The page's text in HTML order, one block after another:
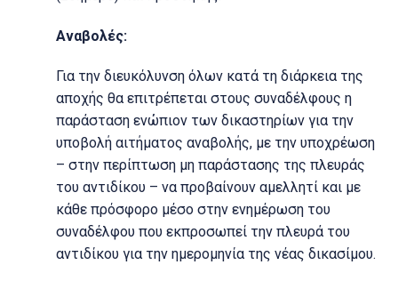
Αναβολές:
Για την διευκόλυνση όλων κατά τη διάρκεια της
αποχής θα επιτρέπεται στους συναδέλφους η
παράσταση ενώπιον των δικαστηρίων για την
υποβολή αιτήματος αναβολής, με την υποχρέωση
– στην περίπτωση μη παράστασης της πλευράς
του αντιδίκου – να προβαίνουν αμελλητί και με
κάθε πρόσφορο μέσο στην ενημέρωση του
συναδέλφου που εκπροσωπεί την πλευρά του
αντιδίκου για την ημερομηνία της νέας δικασίμου.